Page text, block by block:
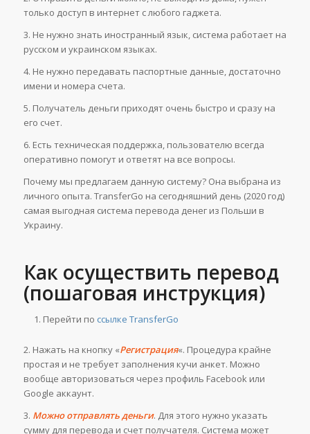
только доступ в интернет с любого гаджета.
3. Не нужно знать иностранный язык, система работает на
русском и украинском языках.
4. Не нужно передавать паспортные данные, достаточно
имени и номера счета.
5. Получатель деньги приходят очень быстро и сразу на
его счет.
6. Есть техническая поддержка, пользователю всегда
оперативно помогут и ответят на все вопросы.
Почему мы предлагаем данную систему? Она выбрана из
личного опыта. TransferGo на сегодняшний день (2020 год)
самая выгодная система перевода денег из Польши в
Украину.
Как осуществить перевод
(пошаговая инструкция)
Перейти по ссылке TransferGo
2. Нажать на кнопку «Регистрация«. Процедура крайне
простая и не требует заполнения кучи анкет. Можно
вообще авторизоваться через профиль Facebook или
Google аккаунт.
3. Можно отправлять деньги. Для этого нужно указать
сумму для перевода и счет получателя. Система может